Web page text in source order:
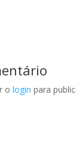
o login para